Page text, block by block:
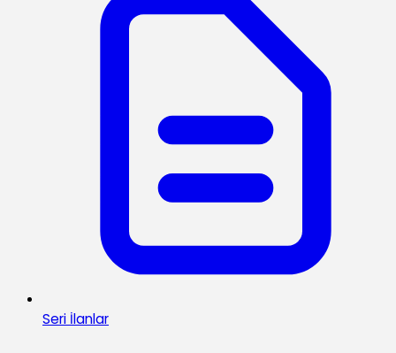
Seri İlanlar